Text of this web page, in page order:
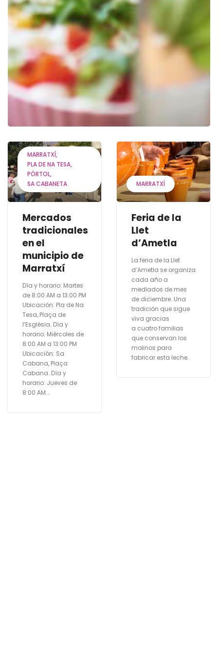
MARRATXÍ
PLA DE NA TESA
PÒRTOL
SA CABANETA
Mercados
tradicionales
en el
municipio de
Marratxí
Día y horario: Martes
de 8:00 AM a 13:00 PM
Ubicación: Pla de Na
Tesa, Plaça de
l’Església. Día y
horario: Miércoles de
8:00 AM a 13:00 PM
Ubicación: Sa
Cabana, Plaça
Cabana. Día y
horario: Jueves de
8:00 AM...
MARRATXÍ
Feria de la
Llet
d’Ametla
La feria de la Llet
d’Ametla se organiza
cada año a
mediados de mes
de diciembre. Una
tradición que sigue
viva gracias
a cuatro familias
que conservan los
molinos para
fabricar esta leche.